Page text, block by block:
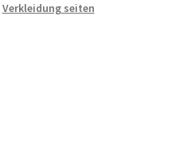
Verkleidung seiten